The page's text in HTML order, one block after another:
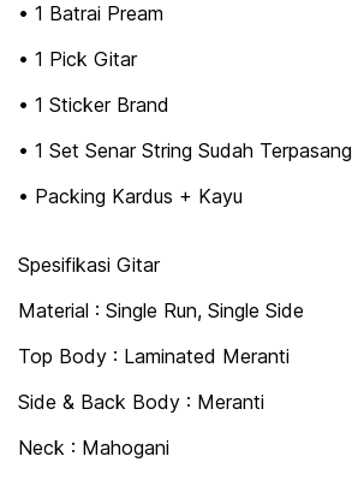
• 1 Batrai Pream
• 1 Pick Gitar
• 1 Sticker Brand
• 1 Set Senar String Sudah Terpasang
• Packing Kardus + Kayu
Spesifikasi Gitar
Material : Single Run, Single Side
Top Body : Laminated Meranti
Side & Back Body : Meranti
Neck : Mahogani